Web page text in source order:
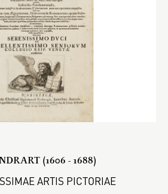
(1606 - 1688)
ARTIS PICTORIAE